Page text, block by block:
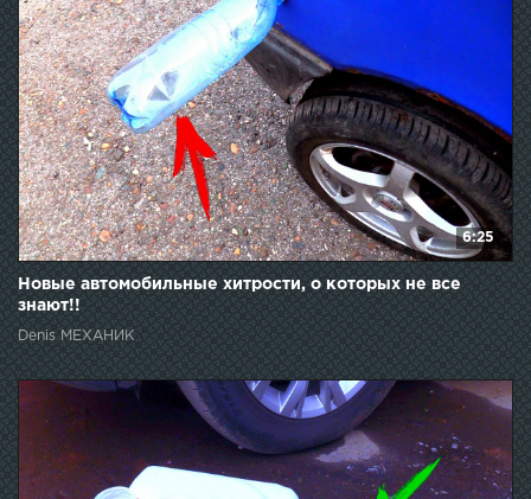
6:25
Новые автомобильные хитрости, о которых не все
знают!!
Denis МЕХАНИК